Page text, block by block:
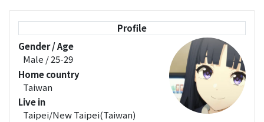
Chinese to Bopomofo Conv.
Profile
Gender / Age
Male / 25-29
Home country
Taiwan
Live in
Taipei/New Taipei(Taiwan)